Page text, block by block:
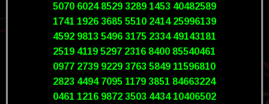
5070 6024 8529 3289 1453 40482589
1741 1926 3685 5510 2414 25996139
4592 9813 5496 3175 2334 49143181
2519 4119 5297 2316 8400 85540461
0977 2739 9229 3763 5849 11596810
2823 4494 7095 1179 3851 84663224
0461 1216 9872 3503 4434 10406502